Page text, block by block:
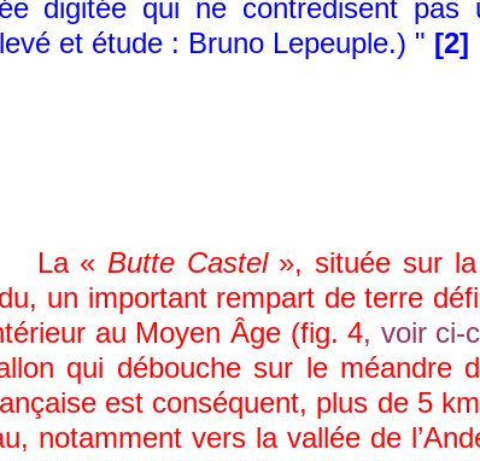
digitée qui ne contredisent
et étude : Bruno Lepeuple.) " [2]
La « Butte Castel», située sur la
un important rempart de terre
au Moyen Âge (fig. 4, voir ci-
qui débouche sur le méandre
est conséquent, plus de 5
notamment vers la vallée de